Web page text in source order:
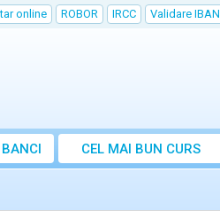
online ROBOR IRCC Validare IBAN
BANCI CEL MAI BUN CURS